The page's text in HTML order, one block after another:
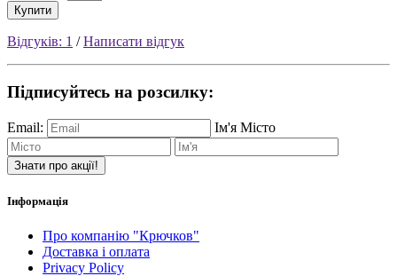
Купити
Відгуків: 1 /Написати відгук
Підписуйтесь на розсилку:
Email: Ім'я Місто
Знати про акції!
Інформація
Про компанію "Крючков"
Доставка і оплата
Privacy Policy